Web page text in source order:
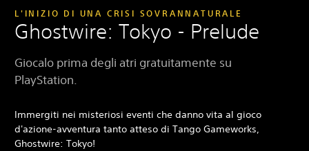
L'INIZIO DI UNA CRISI SOVRANNATURALE
Ghostwire: Tokyo - Prelude
Giocalo prima degli atri gratuitamente su
PlayStation.
Immergiti nei misteriosi eventi che danno vita al gioco
d'azione-avventura tanto atteso di Tango Gameworks,
Ghostwire: Tokyo!